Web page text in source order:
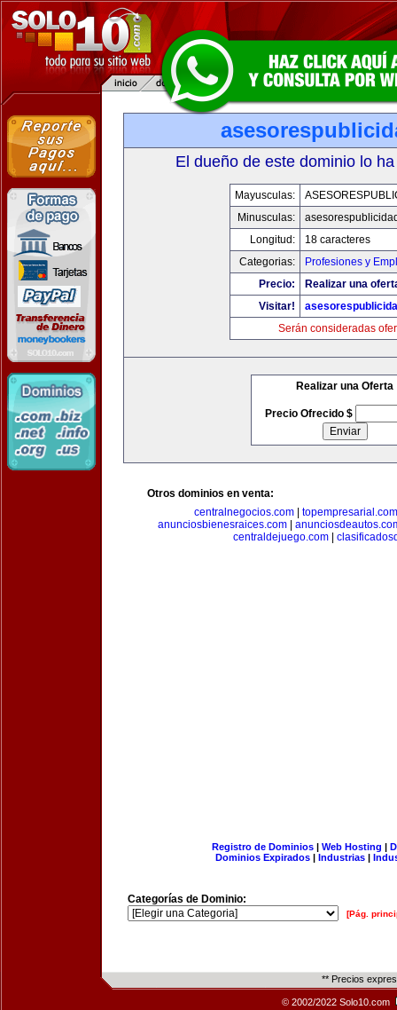
El dueño de este dominio lo
Mayusculas:
Minusculas:
Longitud:
18 caracteres
Categorias:
Profesiones y
Precio:
Realizar una
Visitar!
Serán consideradas
Realizar una Oferta
Precio Ofrecido $
Otros dominios en venta:
centralnegocios.com| topempresarial.com
anunciosbienesraices.com|
centraldejuego.com|
Registro de Dominios| Web Hosting |
Dominios Expirados | Industrias |
Categorías de Dominio:
[Pág.
** Precios
© 2002/2022 Solo10.com